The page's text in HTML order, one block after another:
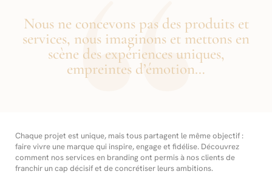
Nous ne concevons pas des produits et
services, nous imaginons et mettons en
scène des expériences uniques,
empreintes d’émotion…
Chaque projet est unique, mais tous partagent le même objectif :
faire vivre une marque qui inspire, engage et fidélise. Découvrez
comment nos services en branding ont permis à nos clients de
franchir un cap décisif et de concrétiser leurs ambitions.